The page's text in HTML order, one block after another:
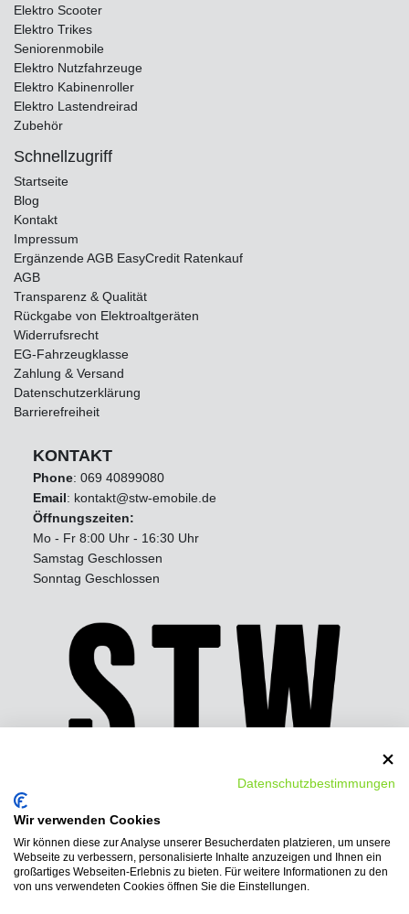
Elektro Scooter
Elektro Trikes
Seniorenmobile
Elektro Nutzfahrzeuge
Elektro Kabinenroller
Elektro Lastendreirad
Zubehör
Schnellzugriff
Startseite
Blog
Kontakt
Impressum
Ergänzende AGB EasyCredit Ratenkauf
AGB
Transparenz & Qualität
Rückgabe von Elektroaltgeräten
Widerrufsrecht
EG-Fahrzeugklasse
Zahlung & Versand
Datenschutzerklärung
Barrierefreiheit
KONTAKT
Phone: 069 40899080
Email: kontakt@stw-emobile.de
Öffnungszeiten:
Mo - Fr 8:00 Uhr - 16:30 Uhr
Samstag Geschlossen
Sonntag Geschlossen
Wir bieten folgende
Bezahlmöglichkeiten:
Datenschutzbestimmungen
Wir verwenden Cookies
Wir können diese zur Analyse unserer Besucherdaten platzieren, um unsere
Webseite zu verbessern, personalisierte Inhalte anzuzeigen und Ihnen ein
großartiges Webseiten-Erlebnis zu bieten. Für weitere Informationen zu den
von uns verwendeten Cookies öffnen Sie die Einstellungen.